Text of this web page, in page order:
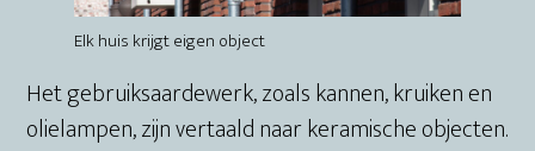
Elk huis krijgt eigen object
Het gebruiksaardewerk, zoals kannen, kruiken en
olielampen, zijn vertaald naar keramische objecten.